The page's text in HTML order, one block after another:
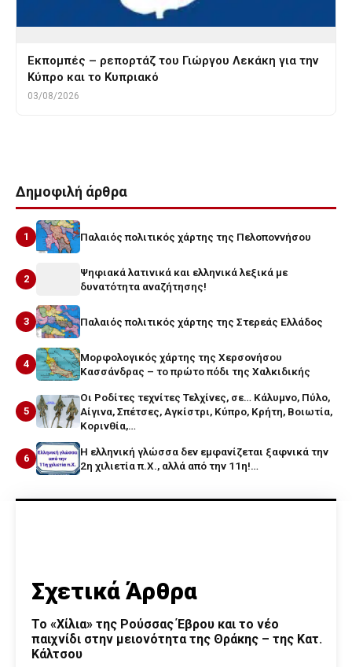
Εκπομπές – ρεπορτάζ του Γιώργου Λεκάκη για την
Κύπρο και το Κυπριακό
03/08/2026
Δημοφιλή άρθρα
1 Παλαιός πολιτικός χάρτης της Πελοποννήσου
2
Ψηφιακά λατινικά και ελληνικά λεξικά με
δυνατότητα αναζήτησης!
3 Παλαιός πολιτικός χάρτης της Στερεάς Ελλάδος
4
Μορφολογικός χάρτης της Χερσονήσου
Κασσάνδρας – το πρώτο πόδι της Χαλκιδικής
5
Οι Ροδίτες τεχνίτες Τελχίνες, σε… Κάλυμνο, Πύλο,
Αίγινα, Σπέτσες, Αγκίστρι, Κύπρο, Κρήτη, Βοιωτία,
Κορινθία,…
6
Η ελληνική γλώσσα δεν εμφανίζεται ξαφνικά την
2η χιλιετία π.Χ., αλλά από την 11η!…
Σχετικά Άρθρα
Το «Χίλια» της Ρούσσας Έβρου και το νέο
παιχνίδι στην μειονότητα της Θράκης – της Κατ.
Κάλτσου